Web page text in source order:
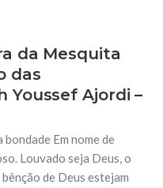
da Mesquita
das
Youssef Ajordi –
Em nome de
Louvado seja Deus, o
de Deus estejam